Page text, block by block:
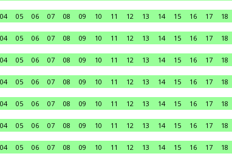
04 05 06 07 08 09 10 11 12 13 14 15 16 17 18
04 05 06 07 08 09 10 11 12 13 14 15 16 17 18
04 05 06 07 08 09 10 11 12 13 14 15 16 17 18
04 05 06 07 08 09 10 11 12 13 14 15 16 17 18
04 05 06 07 08 09 10 11 12 13 14 15 16 17 18
04 05 06 07 08 09 10 11 12 13 14 15 16 17 18
04 05 06 07 08 09 10 11 12 13 14 15 16 17 18